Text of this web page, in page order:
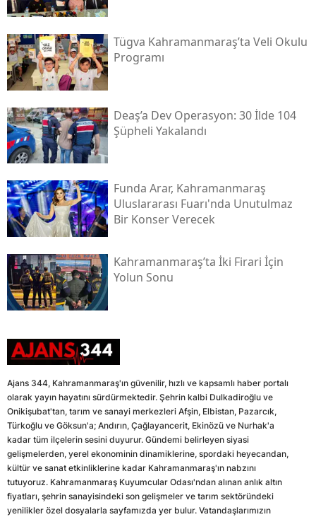
Tügva Kahramanmaraş’ta Veli Okulu
Programı
Deaş’a Dev Operasyon: 30 İlde 104
Şüpheli Yakalandı
Funda Arar, Kahramanmaraş
Uluslararası Fuarı'nda Unutulmaz
Bir Konser Verecek
Kahramanmaraş’ta İki Firari İçin
Yolun Sonu
Ajans 344, Kahramanmaraş'ın güvenilir, hızlı ve kapsamlı haber portalı
olarak yayın hayatını sürdürmektedir. Şehrin kalbi Dulkadiroğlu ve
Onikişubat'tan, tarım ve sanayi merkezleri Afşin, Elbistan, Pazarcık,
Türkoğlu ve Göksun'a; Andırın, Çağlayancerit, Ekinözü ve Nurhak'a
kadar tüm ilçelerin sesini duyurur. Gündemi belirleyen siyasi
gelişmelerden, yerel ekonominin dinamiklerine, spordaki heyecandan,
kültür ve sanat etkinliklerine kadar Kahramanmaraş'ın nabzını
tutuyoruz. Kahramanmaraş Kuyumcular Odası'ndan alınan anlık altın
fiyatları, şehrin sanayisindeki son gelişmeler ve tarım sektöründeki
yenilikler özel dosyalarla sayfamızda yer bulur. Vatandaşlarımızın